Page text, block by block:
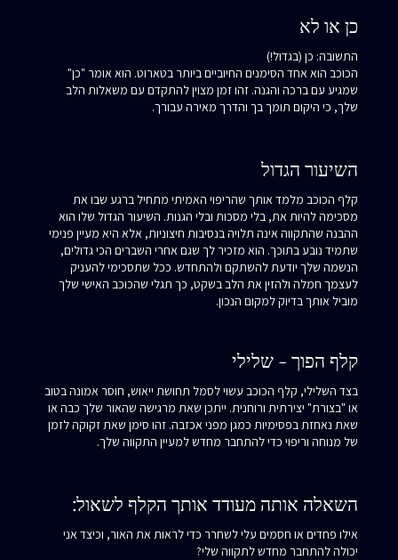
כן או לא
התשובה: כן (בגדול!)
הכוכב הוא אחד הסימנים החיוביים ביותר בטארוט. הוא אומר "כן"
שמגיע עם ברכה והגנה. זהו זמן מצוין להתקדם עם משאלות הלב
שלך, כי היקום תומך בך והדרך מאירה עבורך.
השיעור הגדול
קלף הכוכב מלמד אותך שהריפוי האמיתי מתחיל ברגע שבו את
מסכימה להיות את, בלי מסכות ובלי הגנות. השיעור הגדול שלו הוא
ההבנה שהתקווה אינה תלויה בנסיבות חיצוניות, אלא היא מעיין פנימי
שתמיד נובע בתוכך. הוא מזכיר לך שגם אחרי השברים הכי גדולים,
הנשמה שלך יודעת להשתקם ולהתחדש. ככל שתסכימי להעניק
לעצמך חמלה ולהזין את הלב בשקט, כך תגלי שהכוכב האישי שלך
מוביל אותך בדיוק למקום הנכון.
קלף הפוך - שלילי
בצד השלילי, קלף הכוכב עשוי לסמל תחושת ייאוש, חוסר אמונה בטוב
או "בצורת" יצירתית ורוחנית. ייתכן שאת מרגישה שהאור שלך כבה או
שאת נאחזת בפסימיות כמגן מפני אכזבה. זהו סימן שאת זקוקה לזמן
של מנוחה וריפוי כדי להתחבר מחדש למעיין התקווה שלך.
השאלה אותה מעודד אותך הקלף לשאול:
אילו פחדים או חסמים עלי לשחרר כדי לראות את האור, וכיצד אני
יכולה להתחבר מחדש לתקווה שלי?